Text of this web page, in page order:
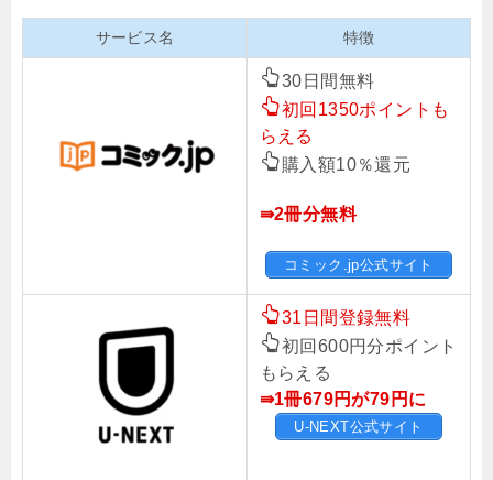
サービス名 特徴
30日間無料
初回1350ポイントも
らえる
購入額10％還元
⇛2冊分無料
コミック.jp公式サイト
31日間登録無料
初回600円分ポイント
もらえる
⇛1冊679円が79円に
U-NEXT公式サイト